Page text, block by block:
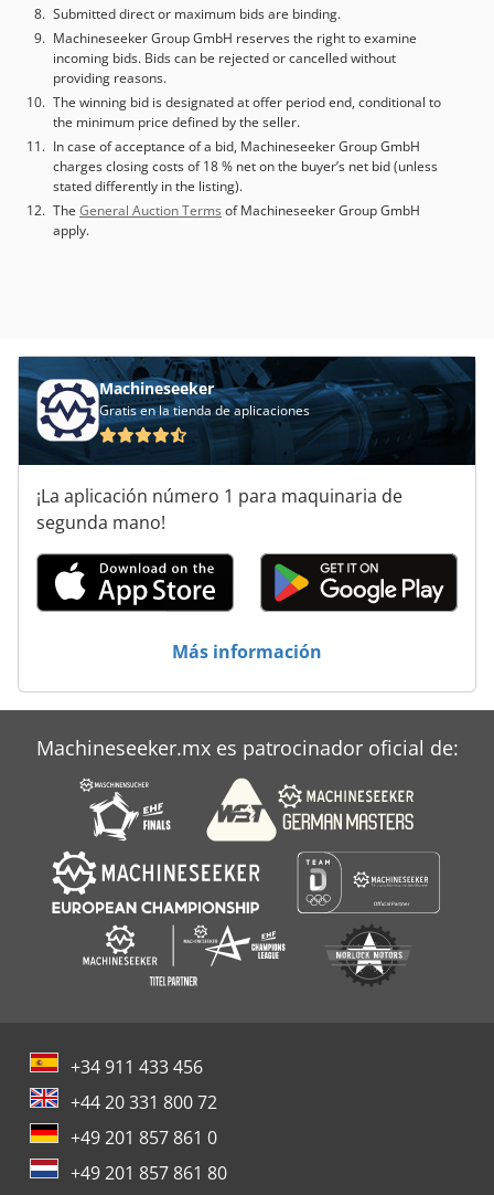
Submitted direct or maximum bids are binding.
Machineseeker Group GmbH reserves the right to examine
incoming bids. Bids can be rejected or cancelled without
providing reasons.
The winning bid is designated at offer period end, conditional to
the minimum price defined by the seller.
In case of acceptance of a bid, Machineseeker Group GmbH
charges closing costs of 18 % net on the buyer’s net bid (unless
stated differently in the listing).
The General Auction Terms of Machineseeker Group GmbH
apply.
Machineseeker
Gratis en la tienda de aplicaciones
¡La aplicación número 1 para maquinaria de
segunda mano!
Más información
Machineseeker.mx es patrocinador oficial de:
+34 911 433 456
+44 20 331 800 72
+49 201 857 861 0
+49 201 857 861 80